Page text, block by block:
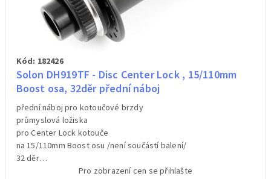
Kód: 182426
Solon DH919TF - Disc Center Lock , 15/110mm
Boost osa, 32děr přední náboj
přední náboj pro kotoučové brzdy
průmyslová ložiska
pro Center Lock kotouče
na 15/110mm Boost osu /není součástí balení/
32 děr
Pro zobrazení cen se přihlašte